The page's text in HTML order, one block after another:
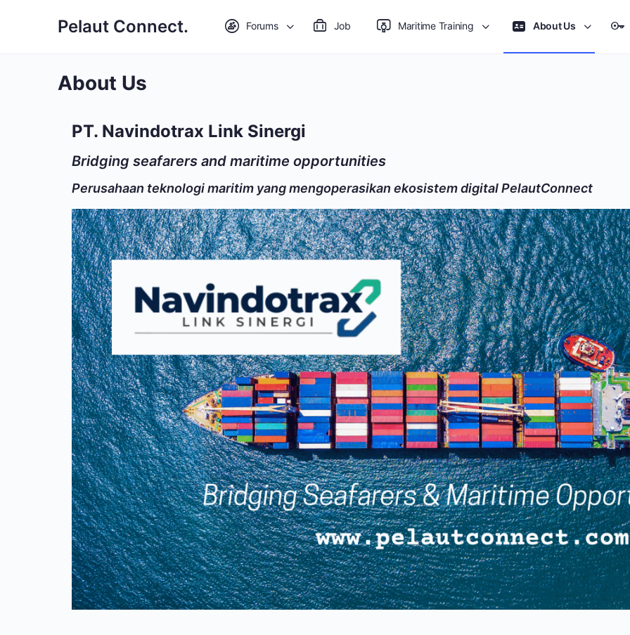
Pelaut Connect. Forums Job Maritime Training About Us
About Us
PT. Navindotrax Link Sinergi
Bridging seafarers and maritime opportunities
Perusahaan teknologi maritim yang mengoperasikan ekosistem digital PelautConnect